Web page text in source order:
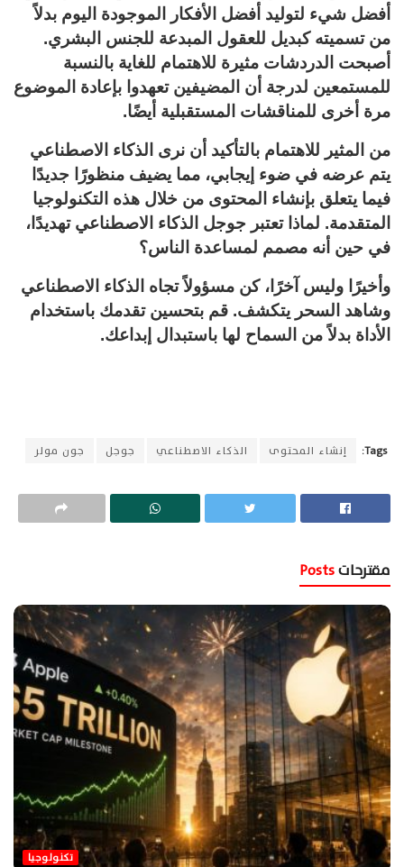
أفضل شيء لتوليد أفضل الأفكار الموجودة اليوم بدلاً
من تسميته كبديل للعقول المبدعة للجنس البشري.
أصبحت الدردشات مثيرة للاهتمام للغاية بالنسبة
للمستمعين لدرجة أن المضيفين تعهدوا بإعادة الموضوع
مرة أخرى للمناقشات المستقبلية أيضًا.
من المثير للاهتمام بالتأكيد أن نرى الذكاء الاصطناعي
يتم عرضه في ضوء إيجابي، مما يضيف منظورًا جديدًا
فيما يتعلق بإنشاء المحتوى من خلال هذه التكنولوجيا
المتقدمة. لماذا تعتبر جوجل الذكاء الاصطناعي تهديدًا،
في حين أنه مصمم لمساعدة الناس؟
وأخيرًا وليس آخرًا، كن مسؤولاً تجاه الذكاء الاصطناعي
وشاهد السحر يتكشف. قم بتحسين تقدمك باستخدام
الأداة بدلاً من السماح لها باستبدال إبداعك.
Tags: إنشاء المحتوى الذكاء الاصطناعي جوجل جون مولر
مقترحات
تكنولوجيا